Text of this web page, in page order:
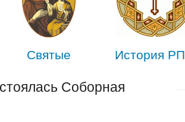
Святые История
Соборная